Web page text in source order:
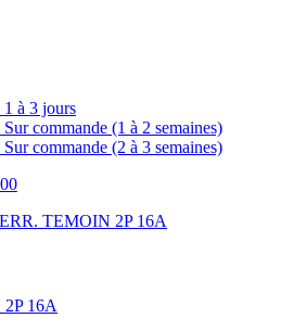
1 à 3 jours
Sur commande (1 à 2 semaines)
Sur commande (2 à 3 semaines)
16A